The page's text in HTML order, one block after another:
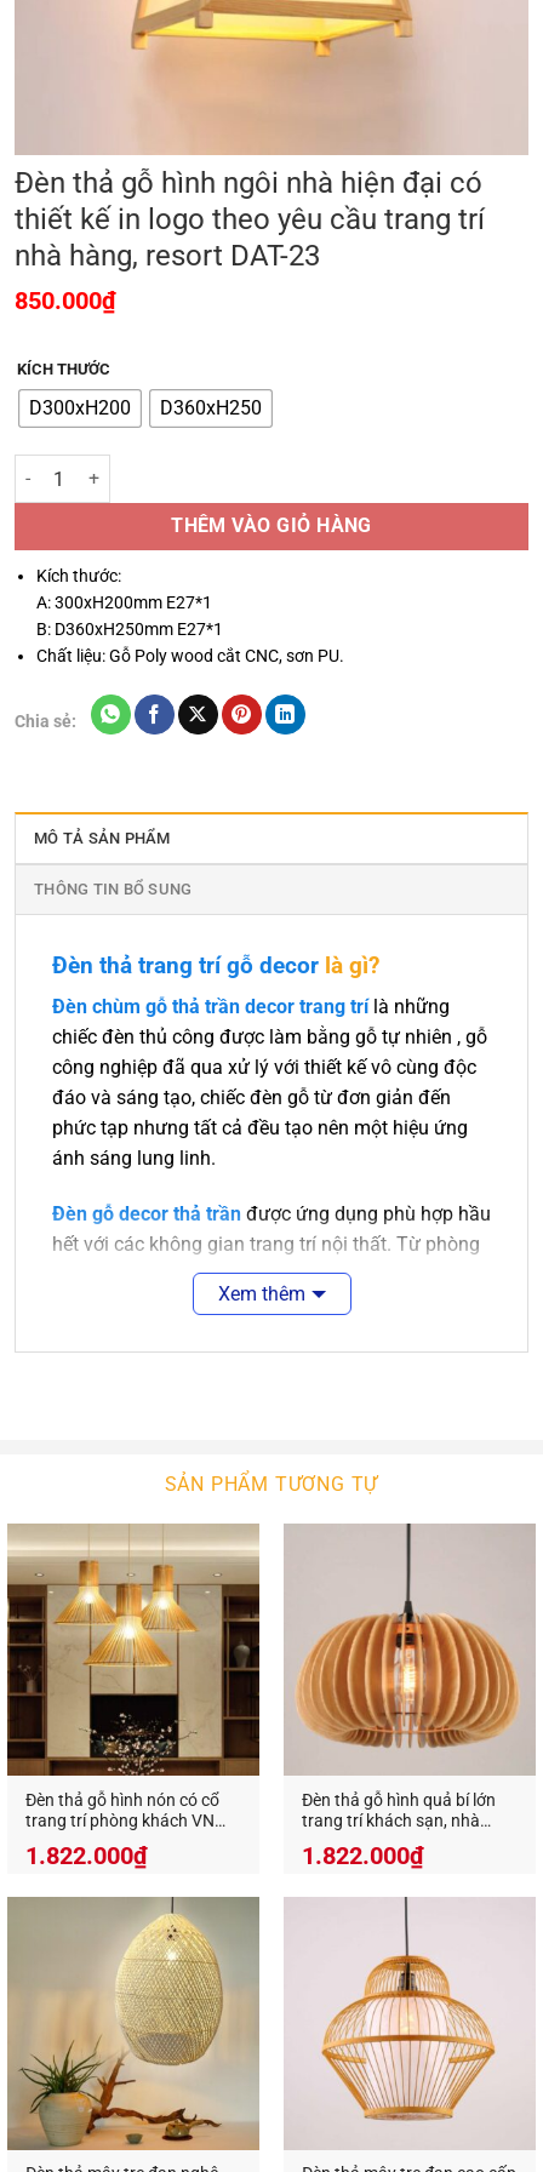
Đèn thả gỗ hình ngôi nhà hiện đại có
thiết kế in logo theo yêu cầu trang trí
nhà hàng, resort DAT-23
850.000₫
KÍCH THƯỚC
D300xH200 D360xH250
Đèn thả gỗ hình ngôi nhà hiện đại có thiết kế in logo theo yêu cầu
THÊM VÀO GIỎ HÀNG
Kích thước:
A: 300xH200mm E27*1
B: D360xH250mm E27*1
Chất liệu: Gỗ Poly wood cắt CNC, sơn PU.
Chia sẻ:
MÔ TẢ SẢN PHẨM
THÔNG TIN BỔ SUNG
Đèn thả trang trí gỗ decor là gì?
Đèn chùm gỗ thả trần decor trang trí là những
chiếc đèn thủ công được làm bằng gỗ tự nhiên , gỗ
công nghiệp đã qua xử lý với thiết kế vô cùng độc
đáo và sáng tạo, chiếc đèn gỗ từ đơn giản đến
phức tạp nhưng tất cả đều tạo nên một hiệu ứng
ánh sáng lung linh.
Đèn gỗ decor thả trần được ứng dụng phù hợp hầu
hết với các không gian trang trí nội thất. Từ phòng
khách sang trọng đến nhà bếp hay phòng ngủ cần
sự ấm áp thì đều có những chiếc đèn gỗ phù hợp.
Với kiểu dáng và kích thước đa dạng,đèn gổ decor
Cho dù không gian có khô khan hay cứng nhắc
đến đâu thì sự xuất hiện của đèn trang trí cũng sẽ
mang đến sự cân bằng, tạo cảm giác nhẹ nhàng,
trang nhã và thanh thoát.
Không chỉ tạo sự cân bằng cho nội thất,đèn gỗ
decor trang trícòn có khả năng tạo sự cân bằng
cho màu sắc bởi ánh sáng phát ra từ đèn không
quá chói gắt, cũng không quá lạnh lẽo. Bất kể màu
sắc chủ đạo của căn phòng là gì thì đèn gỗ trang
trí cũng mang đến sự hài hòa, giúp không gian
thêm chiều sâu.
Đèn thả gỗ decor sử dụng chất liệu gỗ thân thiện
với môi trường, an toàn cho người sử dụng. Mặt
khác, chất liệu gỗ này đã qua xử lí có hương thơm
tự nhiên, độ bền tốt, không bị ẩm mốc, mốt mọt
đảm bảo tính thẩm mỹ cho đèn khỏi các yếu tố
xấu của thời tiết. Đèn gỗ treo trần có phần khung
được làm bằng gỗ tự nhiên đã được xử lí chống
cong vênh, đảm bảo phần khung chắc chắn và an
Xem thêm
SẢN PHẨM TƯƠNG TỰ
Đèn thả gỗ hình nón có cổ
trang trí phòng khách VN
1.822.000₫
Đèn thả gỗ hình quả bí lớn
trang trí khách sạn, nhà
1.822.000₫